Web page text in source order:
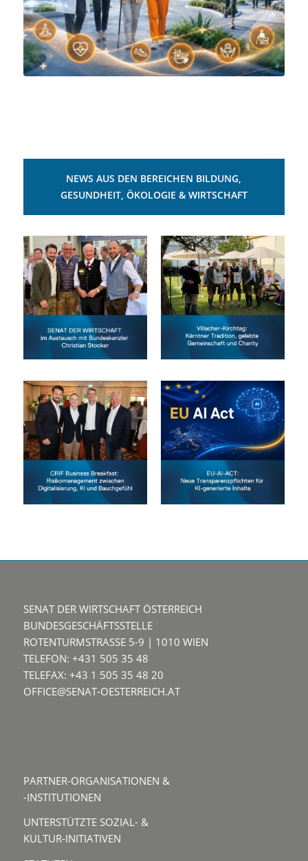
NEWS AUS DEN BEREICHEN BILDUNG,
GESUNDHEIT, ÖKOLOGIE & WIRTSCHAFT
SENAT DER WIRTSCHAFT ÖSTERREICH
BUNDESGESCHÄFTSSTELLE
ROTENTURMSTRASSE 5-9 | 1010 WIEN
TELEFON: +431 505 35 48
TELEFAX: +43 1 505 35 48 20
OFFICE@SENAT-OESTERREICH.AT
PARTNER-ORGANISATIONEN &
-INSTITUTIONEN
UNTERSTÜTZTE SOZIAL- &
KULTUR-INITIATIVEN